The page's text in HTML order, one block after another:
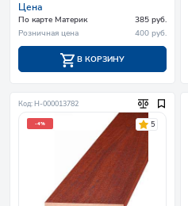
Цена
По карте Материк
385 руб.
Розничная цена
400 руб.
В КОРЗИНУ
Код: Н-000013782
-4% 5